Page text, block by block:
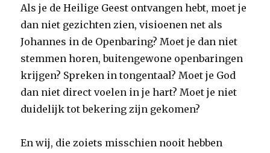
Als je de Heilige Geest ontvangen hebt, moet je
dan niet gezichten zien, visioenen net als
Johannes in de Openbaring? Moet je dan niet
stemmen horen, buitengewone openbaringen
krijgen? Spreken in tongentaal? Moet je God
dan niet direct voelen in je hart? Moet je niet
duidelijk tot bekering zijn gekomen?
En wij, die zoiets misschien nooit hebben